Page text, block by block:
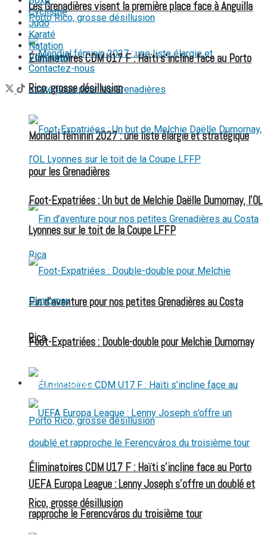
Les Grenadières visent la première place face à Anguilla
Mondial féminin 2027 : une liste élargie et stratégique
pour les Grenadières
Fin d’aventure pour nos petites Grenadières au Costa
Rica
Éliminatoires CDM U17 F : Haïti s’incline face au Porto
Rico, grosse désillusion
Éliminatoires CDM U17 F : Haïti s’incline face au Porto
Rico, grosse désillusion
Foot-Expatriées : Un but de Melchie Daëlle Dumornay, l’OL
Lyonnes sur le toit de la Coupe LFFP
Foot-Expatriées : Double-double pour Melchie Dumornay
FOOT EXPATRIÉS
UEFA Europa League : Lenny Joseph s’offre un doublé et
rapproche le Ferencváros du troisième tour
Cyclisme
Judo
Karaté
Natation
Volleyball
Contactez-nous